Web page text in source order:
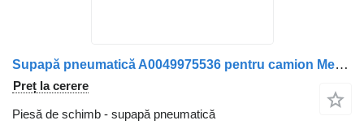
Supapă pneumatică A0049975536 pentru camion Mercedes-Benz
Preț la cerere
Piesă de schimb - supapă pneumatică